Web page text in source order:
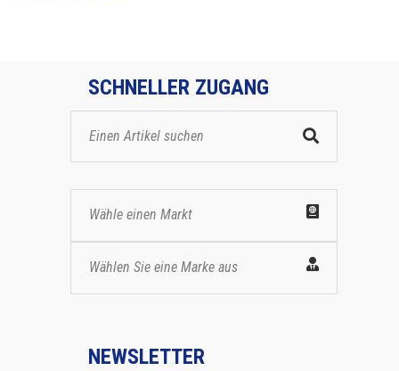
SCHNELLER ZUGANG
Wähle einen Markt
Wählen Sie eine Marke aus
NEWSLETTER